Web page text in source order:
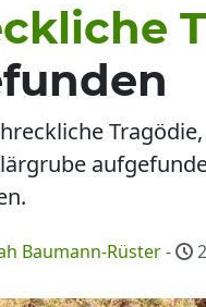
Baumann-Rüster-